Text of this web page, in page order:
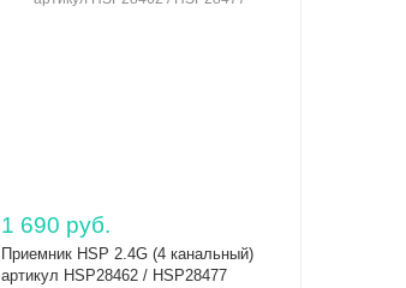
1 690 руб.
Приемник HSP 2.4G (4 канальный)
артикул HSP28462 / HSP28477